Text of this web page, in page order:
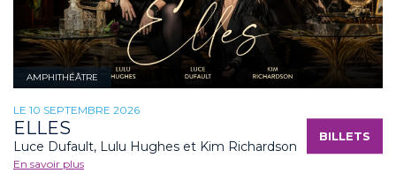
AMPHITHÉÂTRE
LE 10 SEPTEMBRE 2026
ELLES
Luce Dufault, Lulu Hughes et Kim Richardson
En savoir plus
BILLETS